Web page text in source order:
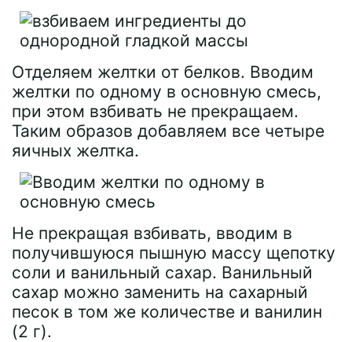
Отделяем желтки от белков. Вводим
желтки по одному в основную смесь,
при этом взбивать не прекращаем.
Таким образов добавляем все четыре
яичных желтка.
Не прекращая взбивать, вводим в
получившуюся пышную массу щепотку
соли и ванильный сахар. Ванильный
сахар можно заменить на сахарный
песок в том же количестве и ванилин
(2 г).